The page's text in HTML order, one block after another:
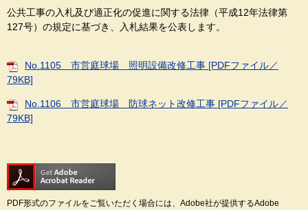
公共工事の入札及び適正化の促進に関する法律（平成12年法律第
127号）の規定に基づき、入札結果を公表します。
No.1105 市営庭球場 照明設備改修工事 [PDFファイル／
79KB]
No.1106 市営庭球場 防球ネット改修工事 [PDFファイル／
79KB]
PDF形式のファイルをご覧いただく場合には、Adobe社が提供するAdobe